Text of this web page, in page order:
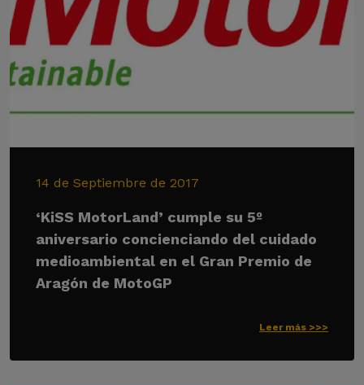
14 de Septiembre de 2017
‘KiSS MotorLand’ cumple su 5º
aniversario concienciando del cuidado
medioambiental en el Gran Premio de
Aragón de MotoGP
Leer más >>>